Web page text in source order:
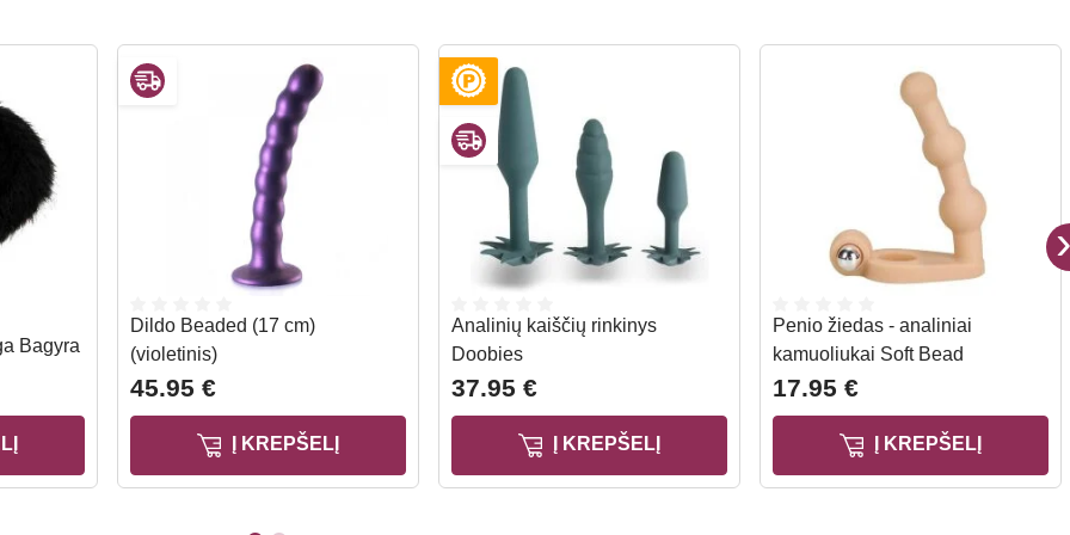
Bagyra
Dildo Beaded (17 cm)
(violetinis)
45.95 €
Į KREPŠELĮ
Analinių kaiščių rinkinys
Doobies
37.95 €
Į KREPŠELĮ
Penio žiedas - analiniai
kamuoliukai Soft Bead
17.95 €
Į KREPŠELĮ